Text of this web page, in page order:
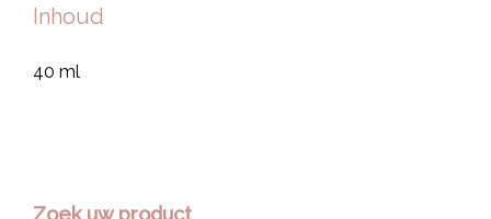
Inhoud
40 ml
Zoek uw product